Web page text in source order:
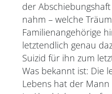
der
nahm – welche
Familienangehörige
letztendlich genau
Suizid für ihn zum
Was bekannt ist: Die
Lebens hat der